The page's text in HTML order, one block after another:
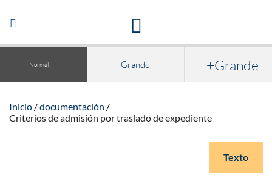
Abrir/Cerrar
navegación
Normal Grande +Grande
Inicio
documentación
Criterios de admisión por traslado de expediente
Texto